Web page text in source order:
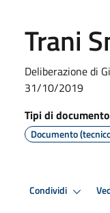
Trani
Deliberazione di
31/10/2019
Tipi di documento
Documento
Condividi